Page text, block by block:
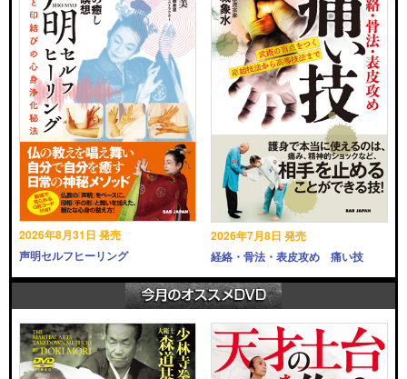
2026年8月31日 発売
声明セルフヒーリング
2026年7月8日 発売
経絡・骨法・表皮攻め 痛い技